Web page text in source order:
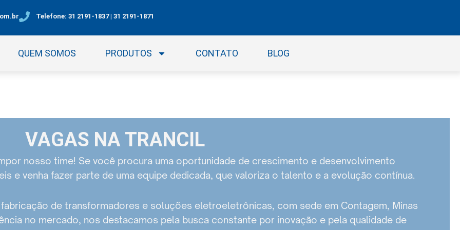
Telefone: 31 2191-1837 | 31 2191-1871
QUEM SOMOS PRODUTOS CONTATO BLOG
VAGAS NA TRANCIL
nosso time! Se você procura uma oportunidade de crescimento e desenvolvimento
e venha fazer parte de uma equipe dedicada, que valoriza o talento e a evolução contínua.
de transformadores e soluções eletroeletrônicas, com sede em Contagem, Minas
no mercado, nos destacamos pela busca constante por inovação e pela qualidade de